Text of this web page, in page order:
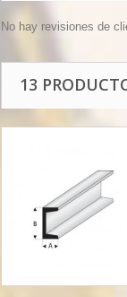
No hay revisiones de
13